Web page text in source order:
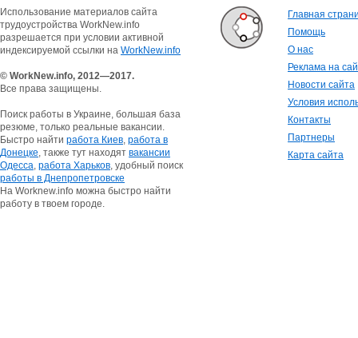
Использование материалов сайта
трудоустройства WorkNew.info
разрешается при условии активной
индексируемой ссылки на WorkNew.info
© WorkNew.info, 2012—2017.
Все права защищены.
Поиск работы в Украине, большая база
резюме, только реальные вакансии.
Быстро найти работа Киев, работа в
Донецке, также тут находят вакансии
Одесса, работа Харьков, удобный поиск
работы в Днепропетровске
На Worknew.info можна быстро найти
работу в твоем городе.
Главная
Помощь
О нас
Реклама на
Новости сайта
Условия
Контакты
Партнеры
Карта сайта